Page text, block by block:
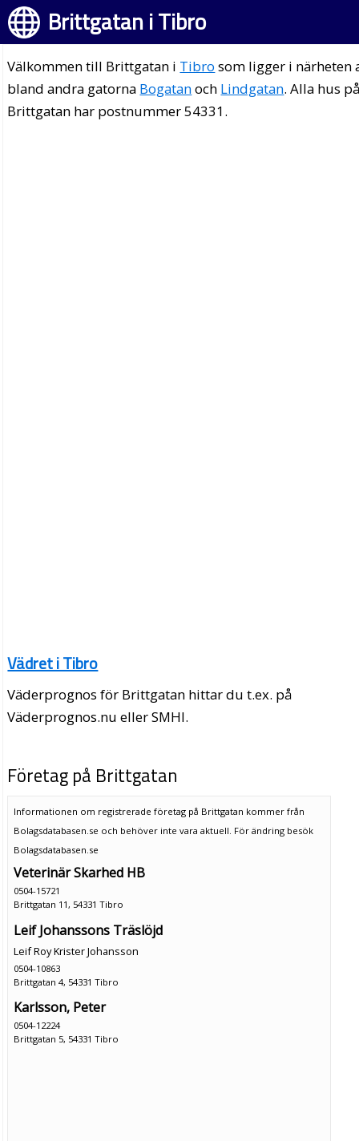
Brittgatan i Tibro
Välkommen till Brittgatan i Tibro som ligger i närheten
bland andra gatorna Bogatanoch Lindgatan. Alla hus
Brittgatan har postnummer 54331.
Vädret i Tibro
Väderprognos för Brittgatan hittar du t.ex. på
Väderprognos.nu eller SMHI.
Företag på Brittgatan
Informationen om registrerade företag på Brittgatan kommer från
Bolagsdatabasen.se och behöver inte vara aktuell. För ändring besök
Bolagsdatabasen.se
Veterinär Skarhed HB
0504-15721
Brittgatan 11, 54331 Tibro
Leif Johanssons Träslöjd
Leif Roy Krister Johansson
0504-10863
Brittgatan 4, 54331 Tibro
Karlsson, Peter
0504-12224
Brittgatan 5, 54331 Tibro